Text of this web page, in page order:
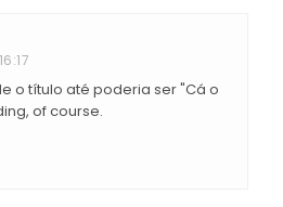
16:17
o título até poderia ser "Cá o
of course.